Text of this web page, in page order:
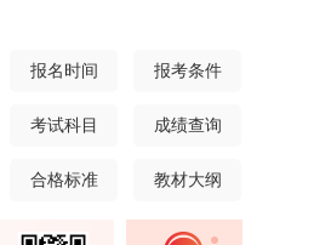
报名时间 报考条件
考试科目 成绩查询
合格标准 教材大纲